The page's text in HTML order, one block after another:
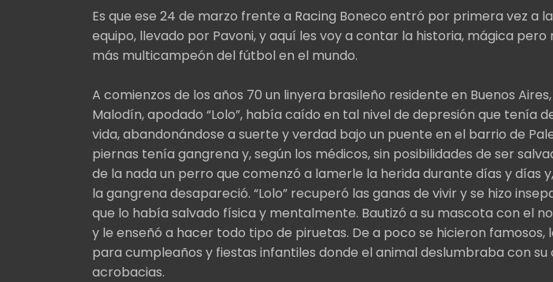
Es que ese 24 de marzo frente a Racing Boneco entró por primera vez a
equipo, llevado por Pavoni, y aquí les voy a contar la historia, mágica pero
más multicampeón del fútbol en el mundo.
A comienzos de los años 70 un linyera brasileño residente en Buenos
Malodín, apodado “Lolo”, había caído en tal nivel de depresión que tenía
vida, abandonándose a suerte y verdad bajo un puente en el barrio de
piernas tenía gangrena y, según los médicos, sin posibilidades de ser
de la nada un perro que comenzó a lamerle la herida durante días y días
la gangrena desapareció. “Lolo” recuperó las ganas de vivir y se hizo
que lo había salvado física y mentalmente. Bautizó a su mascota con el
y le enseñó a hacer todo tipo de piruetas. De a poco se hicieron
para cumpleaños y fiestas infantiles donde el animal deslumbraba con su
acrobacias.